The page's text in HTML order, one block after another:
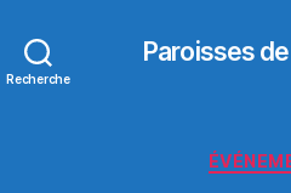
Recherche
Paroisses